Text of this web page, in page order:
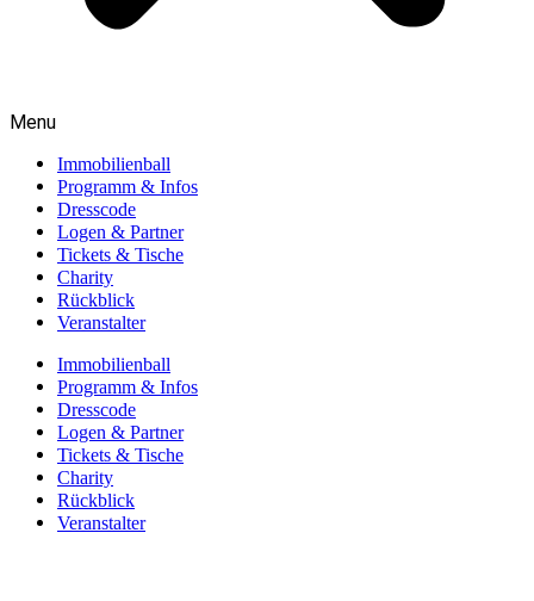
Menu
Immobilienball
Programm & Infos
Dresscode
Logen & Partner
Tickets & Tische
Charity
Rückblick
Veranstalter
Immobilienball
Programm & Infos
Dresscode
Logen & Partner
Tickets & Tische
Charity
Rückblick
Veranstalter